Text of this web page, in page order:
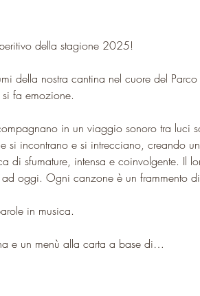
della stagione 2025!
della nostra cantina nel cuore del
fa emozione.
in un viaggio sonoro tra luci
si incontrano e si intrecciano, creando
sfumature, intensa e coinvolgente. Il
oggi. Ogni canzone è un frammento
in musica.
e un menù alla carta a base di…